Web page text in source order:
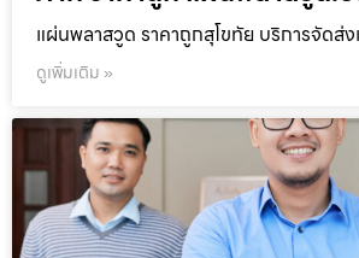
แผ่นพลาสวูด ราคาถูกสุโขทัย บริการจัดส่ง
ดูเพิ่มเติม »